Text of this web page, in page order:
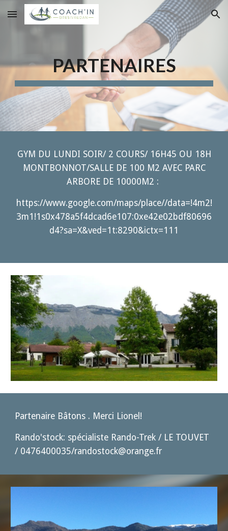
Skip to main content Skip to navigation
PARTENAIRES
GYM DU LUNDI SOIR/ 2 COURS/ 16H45 OU 18H
MONTBONNOT/SALLE DE 100 M2 AVEC PARC
ARBORE DE 10000M2 :
https://www.google.com/maps/place//data=!4m2!
3m1!1s0x478a5f4dcad6e107:0xe42e02bdf80696
d4?sa=X&ved=1t:8290&ictx=111
Partenaire Bâtons . Merci Lionel!
Rando'stock: spécialiste Rando-Trek / LE TOUVET
/ 0476400035/randostock@orange.fr